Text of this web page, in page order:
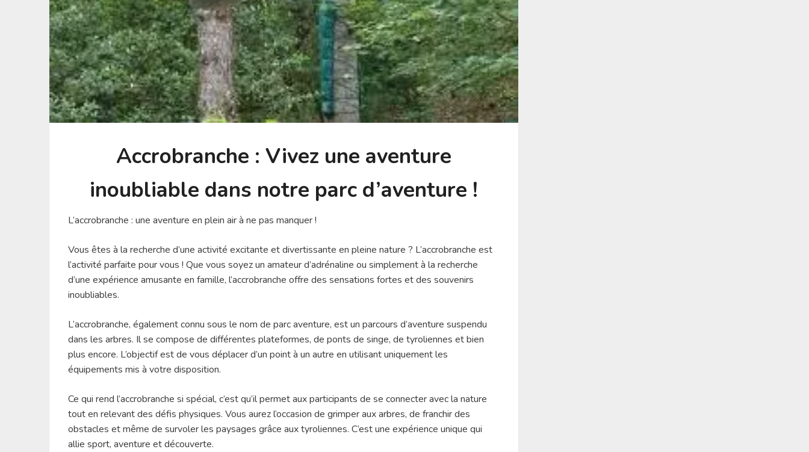
Accrobranche : Vivez une aventure
inoubliable dans notre parc d’aventure !
L’accrobranche : une aventure en plein air à ne pas manquer !
Vous êtes à la recherche d’une activité excitante et divertissante en pleine nature ? L’accrobranche est
l’activité parfaite pour vous ! Que vous soyez un amateur d’adrénaline ou simplement à la recherche
d’une expérience amusante en famille, l’accrobranche offre des sensations fortes et des souvenirs
inoubliables.
L’accrobranche, également connu sous le nom de parc aventure, est un parcours d’aventure suspendu
dans les arbres. Il se compose de différentes plateformes, de ponts de singe, de tyroliennes et bien
plus encore. L’objectif est de vous déplacer d’un point à un autre en utilisant uniquement les
équipements mis à votre disposition.
Ce qui rend l’accrobranche si spécial, c’est qu’il permet aux participants de se connecter avec la nature
tout en relevant des défis physiques. Vous aurez l’occasion de grimper aux arbres, de franchir des
obstacles et même de survoler les paysages grâce aux tyroliennes. C’est une expérience unique qui
allie sport, aventure et découverte.